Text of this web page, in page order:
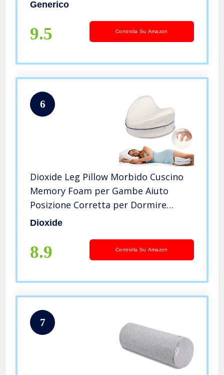
Anallergico e Antiacaro, Sottovuoto
Generico
9.5 Controlla Su Amazon
6
Dioxide Leg Pillow Morbido Cuscino
Memory Foam per Gambe Aiuto
Posizione Corretta per Dormire
Contro Mal di Schiena e Problemi
Dioxide
8.9 Controlla Su Amazon
7